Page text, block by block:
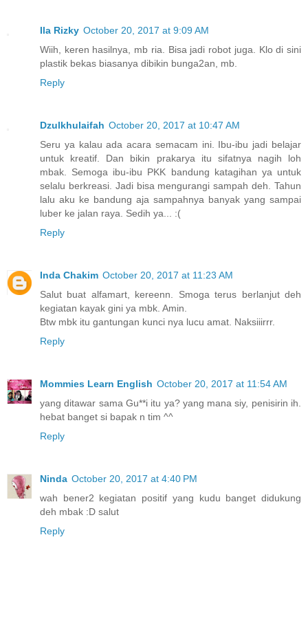
Ila Rizky October 20, 2017 at 9:09 AM
Wiih, keren hasilnya, mb ria. Bisa jadi robot juga. Klo di sini
plastik bekas biasanya dibikin bunga2an, mb.
Reply
Dzulkhulaifah October 20, 2017 at 10:47 AM
Seru ya kalau ada acara semacam ini. Ibu-ibu jadi belajar
untuk kreatif. Dan bikin prakarya itu sifatnya nagih loh
mbak. Semoga ibu-ibu PKK bandung katagihan ya untuk
selalu berkreasi. Jadi bisa mengurangi sampah deh. Tahun
lalu aku ke bandung aja sampahnya banyak yang sampai
luber ke jalan raya. Sedih ya... :(
Reply
Inda Chakim October 20, 2017 at 11:23 AM
Salut buat alfamart, kereenn. Smoga terus berlanjut deh
kegiatan kayak gini ya mbk. Amin.
Btw mbk itu gantungan kunci nya lucu amat. Naksiiirrr.
Reply
Mommies Learn English October 20, 2017 at 11:54 AM
yang ditawar sama Gu**i itu ya? yang mana siy, penisirin ih.
hebat banget si bapak n tim ^^
Reply
Ninda October 20, 2017 at 4:40 PM
wah bener2 kegiatan positif yang kudu banget didukung
deh mbak :D salut
Reply